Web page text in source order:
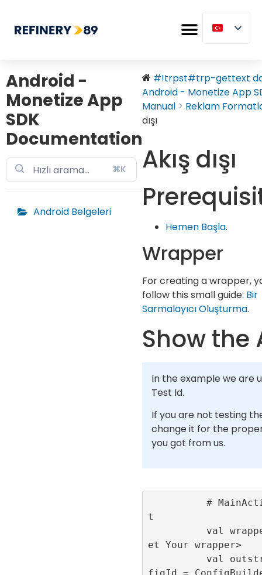
Android -
Monetize App
SDK
Documentation
⌘K
Android Belgeleri
#!trpst#trp-gettext
Android - Monetize App
Manual
Reklam
dışı
Akış dışı
Hemen Başla.
Wrapper
For creating a wrapper,
follow this small guide: Bir
Sarmalayıcı Oluşturma.
Show the
In the example we are
Test Id.
If you are not testing
change it for the
you got from us.
t
et Your wrapper>